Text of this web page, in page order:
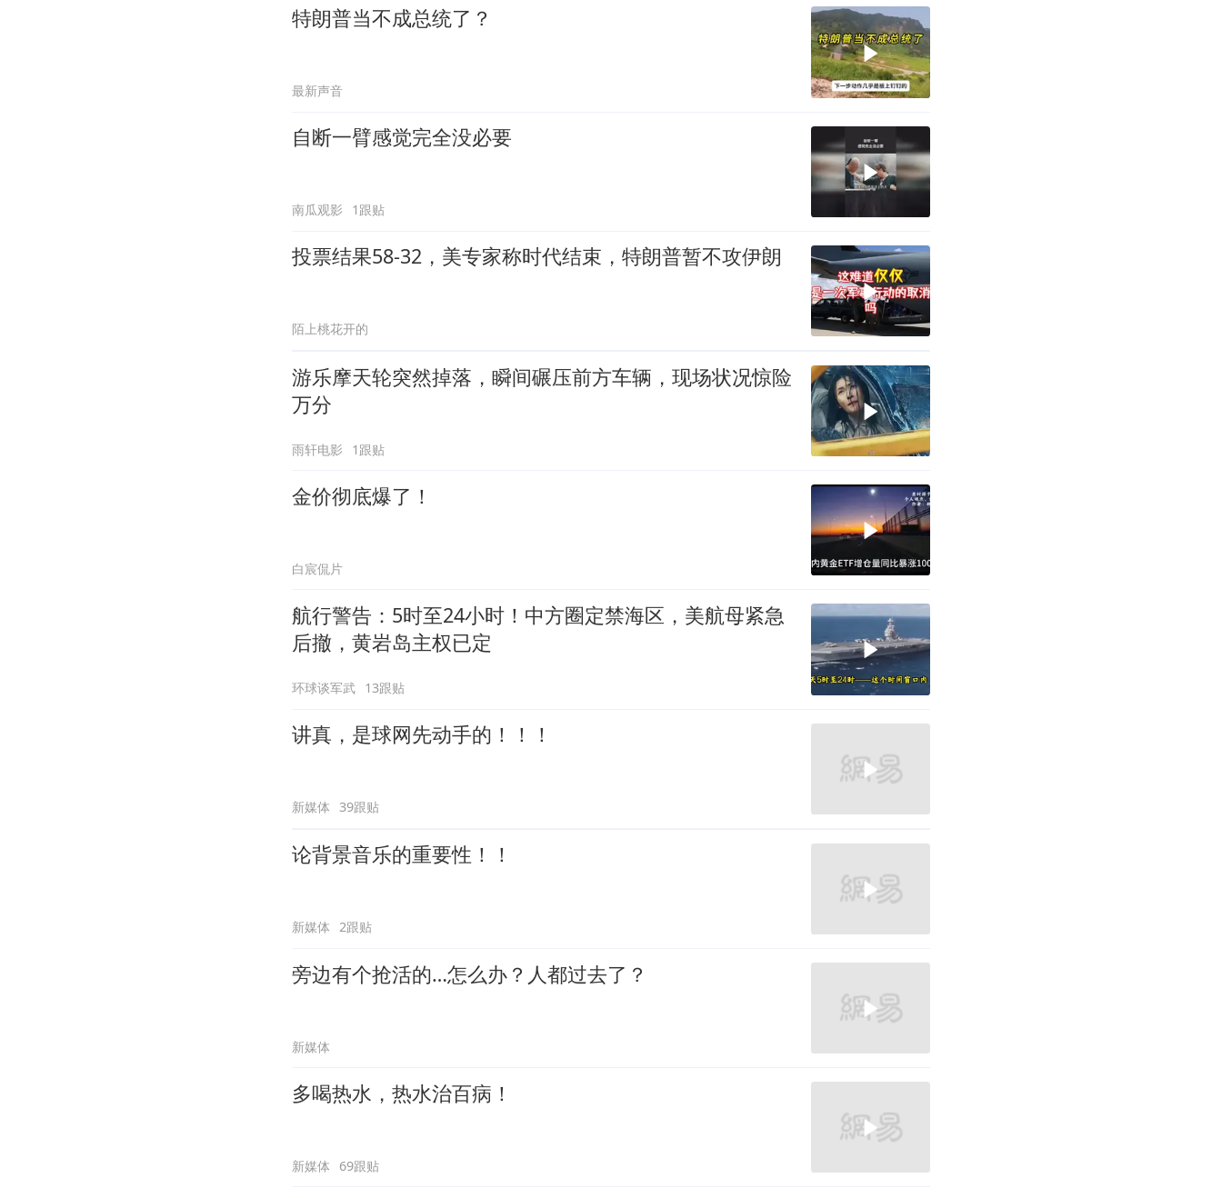
特朗普当不成总统了？
最新声音
自断一臂感觉完全没必要
南瓜观影 1跟贴
投票结果58-32，美专家称时代结束，特朗普暂不攻伊朗
陌上桃花开的
游乐摩天轮突然掉落，瞬间碾压前方车辆，现场状况惊险
万分
雨轩电影 1跟贴
金价彻底爆了！
白宸侃片
航行警告：5时至24小时！中方圈定禁海区，美航母紧急
后撤，黄岩岛主权已定
环球谈军武 13跟贴
讲真，是球网先动手的！！！
新媒体 39跟贴
论背景音乐的重要性！！
新媒体 2跟贴
旁边有个抢活的…怎么办？人都过去了？
新媒体
多喝热水，热水治百病！
新媒体 69跟贴